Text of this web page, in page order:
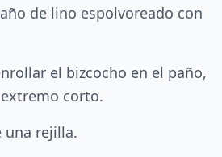
de lino espolvoreado con
el bizcocho en el paño,
corto.
una rejilla.